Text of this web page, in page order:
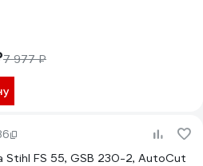
7 977 ₽
Stihl FS 55, GSB 230-2, AutoCut